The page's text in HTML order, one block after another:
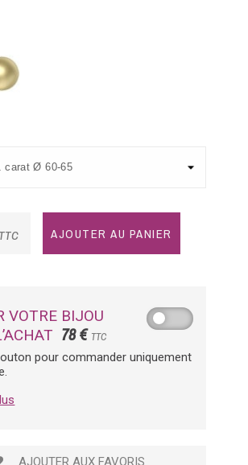
TTC AJOUTER AU PANIER
VOTRE BIJOU
78 € TTC
pour commander uniquement
AJOUTER AUX FAVORIS